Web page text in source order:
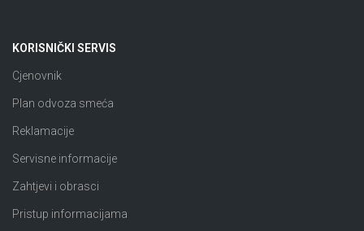
KORISNIČKI SERVIS
Cjenovnik
Plan odvoza smeća
Reklamacije
Servisne informacije
Zahtjevi i obrasci
Pristup informacijama